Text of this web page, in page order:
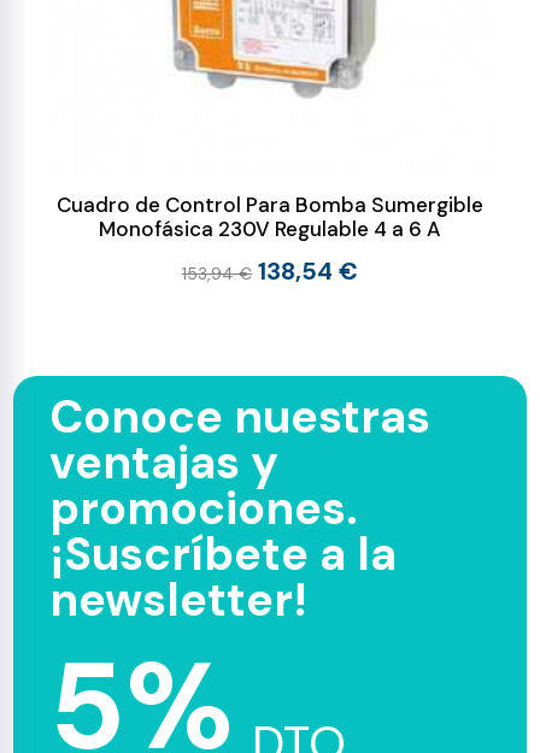
Cuadro de Control Para Bomba Sumergible
Monofásica 230V Regulable 4 a 6 A
153,94 € 138,54 €
Conoce nuestras
ventajas y
promociones.
¡Suscríbete a la
newsletter!
5%